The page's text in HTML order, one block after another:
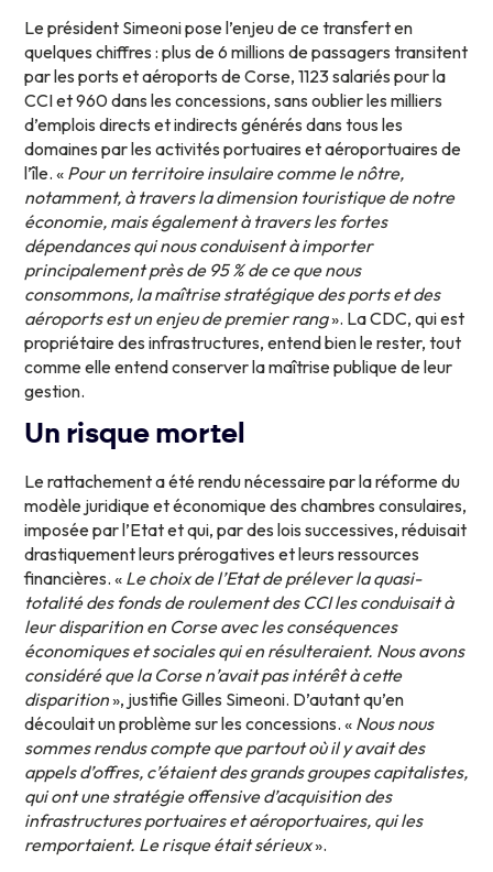
Le président Simeoni pose l’enjeu de ce transfert en
quelques chiffres : plus de 6 millions de passagers transitent
par les ports et aéroports de Corse, 1123 salariés pour la
CCI et 960 dans les concessions, sans oublier les milliers
d’emplois directs et indirects générés dans tous les
domaines par les activités portuaires et aéroportuaires de
l’île. « Pour un territoire insulaire comme le nôtre,
notamment, à travers la dimension touristique de notre
économie, mais également à travers les fortes
dépendances qui nous conduisent à importer
principalement près de 95 % de ce que nous
consommons, la maîtrise stratégique des ports et des
aéroports est un enjeu de premier rang». La CDC, qui est
propriétaire des infrastructures, entend bien le rester, tout
comme elle entend conserver la maîtrise publique de leur
gestion.
Un risque mortel
Le rattachement a été rendu nécessaire par la réforme du
modèle juridique et économique des chambres consulaires,
imposée par l’Etat et qui, par des lois successives, réduisait
drastiquement leurs prérogatives et leurs ressources
financières. « Le choix de l’Etat de prélever la quasi-
totalité des fonds de roulement des CCI les conduisait à
leur disparition en Corse avec les conséquences
économiques et sociales qui en résulteraient. Nous avons
considéré que la Corse n’avait pas intérêt à cette
disparition», justifie Gilles Simeoni. D’autant qu’en
découlait un problème sur les concessions. « Nous nous
sommes rendus compte que partout où il y avait des
appels d’offres, c’étaient des grands groupes capitalistes,
qui ont une stratégie offensive d’acquisition des
infrastructures portuaires et aéroportuaires, qui les
remportaient. Le risque était sérieux».